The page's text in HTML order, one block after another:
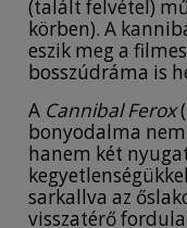
(talált felvétel)
körben). A
eszik meg a
bosszúdráma is
A Cannibal Ferox
bonyodalma
hanem két
sarkallva az
visszatérő